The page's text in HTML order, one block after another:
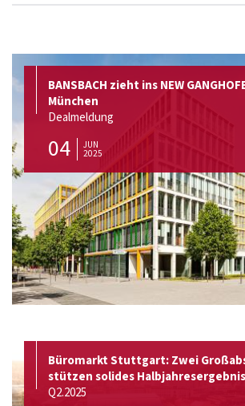
BANSBACH zieht ins NEW
München
Dealmeldung
04 JUN
2025
Büromarkt Stuttgart: Zwei
stützen solides Halbjahresergebnis
Q2.2025